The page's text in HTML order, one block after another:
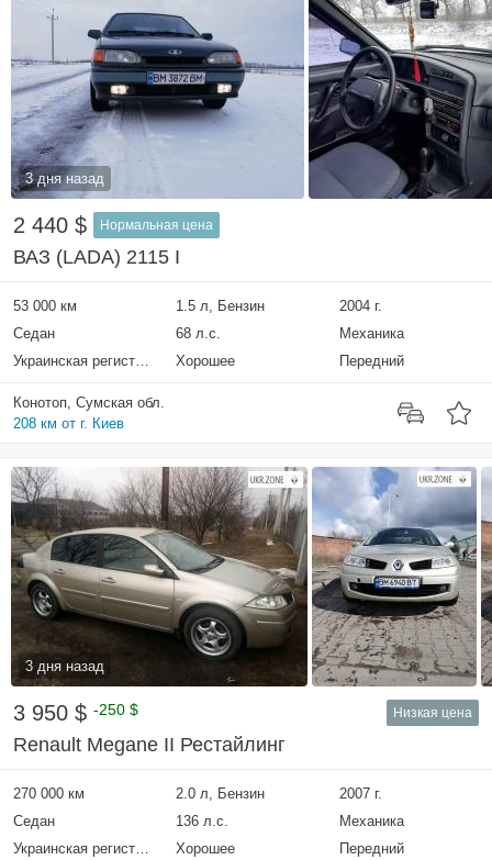
3 дня назад
2 440 $ Нормальная цена
ВАЗ (LADA) 2115 I
53 000 км 1.5 л, Бензин
2004 г.
Седан
68 л.с.
Механика
Украинская регистрация
Хорошее Передний
Конотоп, Сумская обл.
208 км от г. Киев
3 дня назад
3 950 $ -250 $ Низкая цена
Renault Megane II Рестайлинг
270 000 км 2.0 л, Бензин
2007 г.
Седан
136 л.с.
Механика
Украинская регистрация
Хорошее Передний